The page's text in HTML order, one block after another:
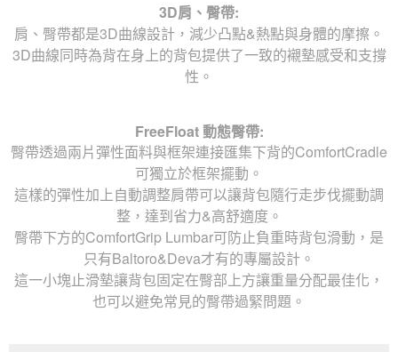
3D肩、臀帶:
肩、臀帶都是3D曲線設計，減少凸點&熱點與身體的摩擦。
3D曲線同時為背在身上的背包提供了一致的襯墊感受和支撐
性。
FreeFloat 動態臀帶:
臀帶透過兩片彈性面料與框架連接匯集下背的ComfortCradle
可獨立於框架擺動。
這樣的彈性加上自動調整肩帶可以讓背包隨行走步伐擺動調
整，達到省力&高舒適度。
臀帶下方的ComfortGrip Lumbar可防止負重時背包滑動，是
只有Baltoro&Deva才有的專屬設計。
這一小塊止滑墊讓背包固定在臀部上方讓重量分配最佳化，
也可以避免常見的臀帶過緊問題。